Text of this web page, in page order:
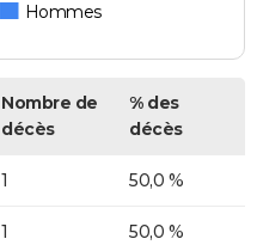
Hommes
Nombre de
décès
% des
décès
1 50,0 %
1 50,0 %